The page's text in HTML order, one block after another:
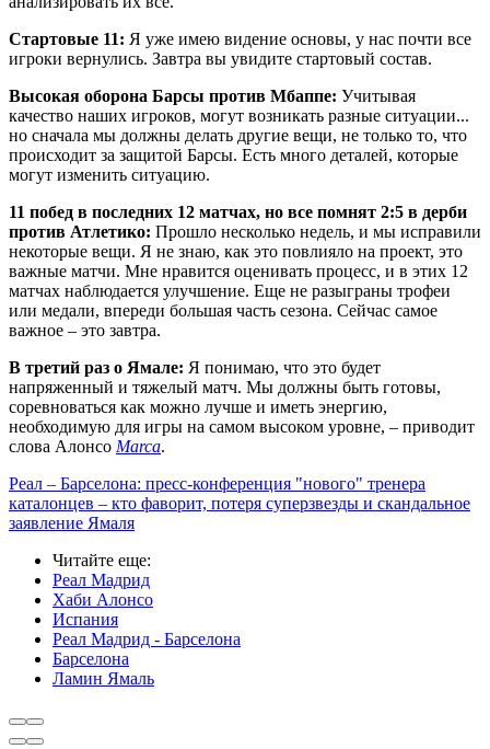
Стартовые 11: Я уже имею видение основы, у нас почти все
игроки вернулись. Завтра вы увидите стартовый состав.
Высокая оборона Барсы против Мбаппе: Учитывая
качество наших игроков, могут возникать разные ситуации...
но сначала мы должны делать другие вещи, не только то, что
происходит за защитой Барсы. Есть много деталей, которые
могут изменить ситуацию.
11 побед в последних 12 матчах, но все помнят 2:5 в дерби
против Атлетико: Прошло несколько недель, и мы исправили
некоторые вещи. Я не знаю, как это повлияло на проект, это
важные матчи. Мне нравится оценивать процесс, и в этих 12
матчах наблюдается улучшение. Еще не разыграны трофеи
или медали, впереди большая часть сезона. Сейчас самое
важное – это завтра.
В третий раз о Ямале: Я понимаю, что это будет
напряженный и тяжелый матч. Мы должны быть готовы,
соревноваться как можно лучше и иметь энергию,
необходимую для игры на самом высоком уровне, – приводит
слова Алонсо Marca.
Реал – Барселона: пресс-конференция "нового" тренера
каталонцев – кто фаворит, потеря суперзвезды и скандальное
заявление Ямаля
Читайте еще:
Реал Мадрид
Хаби Алонсо
Испания
Реал Мадрид - Барселона
Барселона
Ламин Ямаль